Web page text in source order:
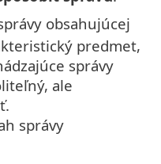
obsahujúcej
predmet,
správy
ale
správy